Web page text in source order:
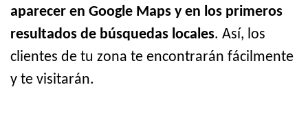
aparecer en Google Maps y en los primeros
resultados de búsquedas locales. Así, los
clientes de tu zona te encontrarán fácilmente
y te visitarán.